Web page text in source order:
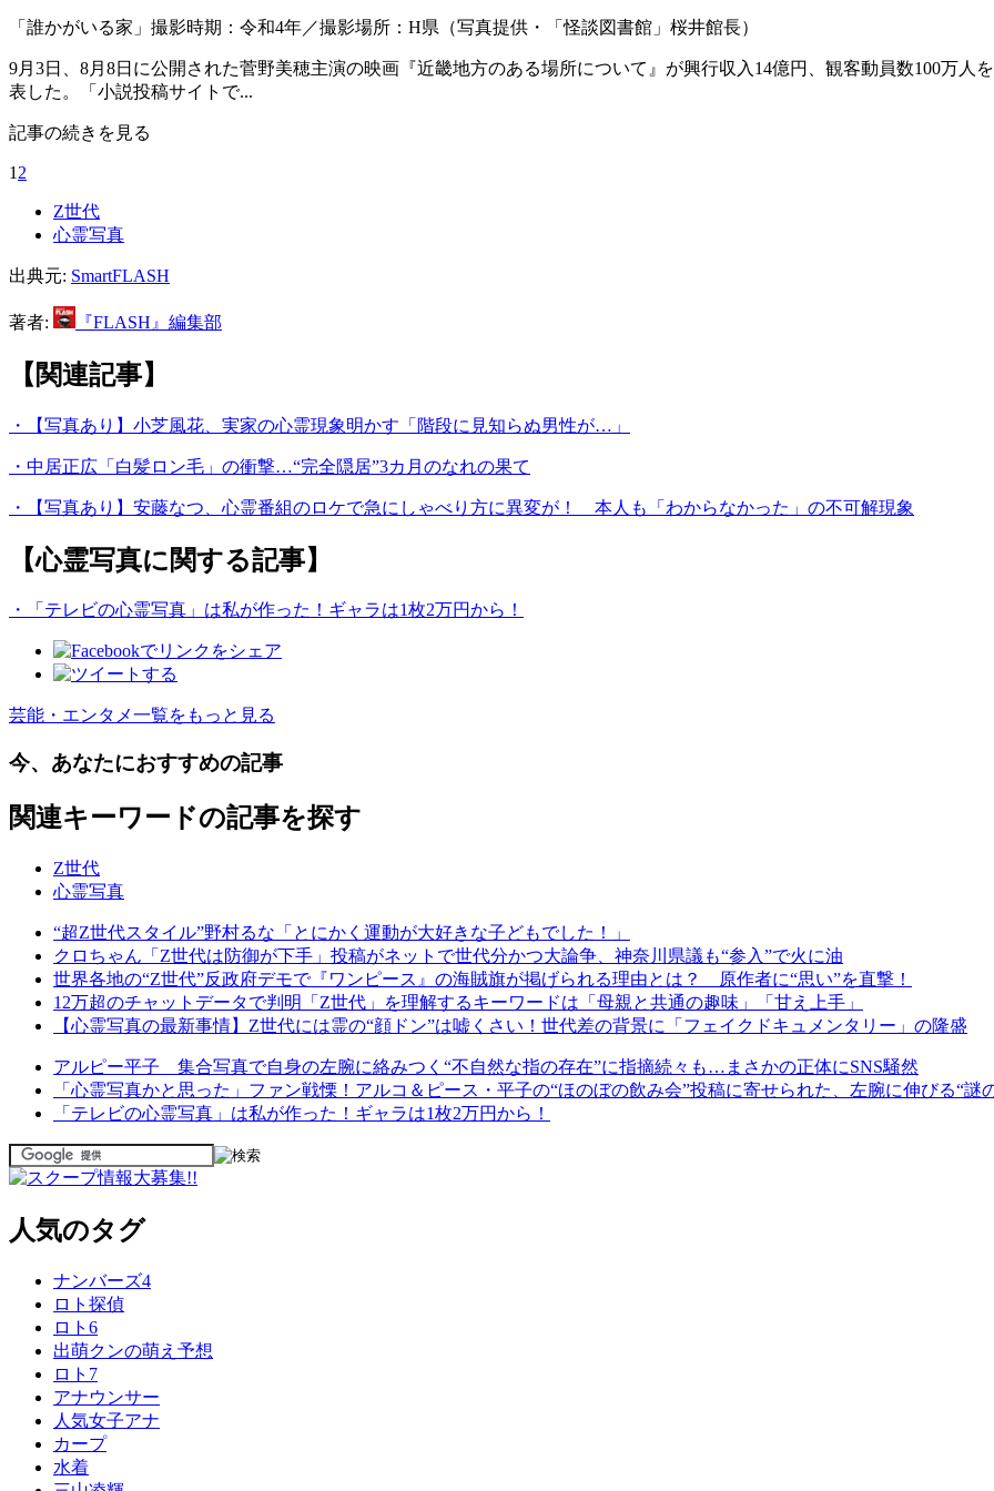
「誰かがいる家」撮影時期：令和4年／撮影場所：H県（写真提供・「怪談図書館」桜井館長）
9月3日、8月8日に公開された菅野美穂主演の映画『近畿地方のある場所について』が興行収入14億円、観客動員数100万
表した。「小説投稿サイトで...
記事の続きを見る
1 2
Z世代
心霊写真
出典元: SmartFLASH
著者: 『FLASH』編集部
【関連記事】
・【写真あり】小芝風花、実家の心霊現象明かす「階段に見知らぬ男性が…」
・中居正広「白髪ロン毛」の衝撃…“完全隠居”3カ月のなれの果て
・【写真あり】安藤なつ、心霊番組のロケで急にしゃべり方に異変が！ 本人も「わからなかった」の不可解現象
【心霊写真に関する記事】
・「テレビの心霊写真」は私が作った！ギャラは1枚2万円から！
芸能・エンタメ一覧をもっと見る
今、あなたにおすすめの記事
関連キーワードの記事を探す
Z世代
心霊写真
“超Z世代スタイル”野村るな「とにかく運動が大好きな子どもでした！」
クロちゃん「Z世代は防御が下手」投稿がネットで世代分かつ大論争、神奈川県議も“参入”で火に油
世界各地の“Z世代”反政府デモで『ワンピース』の海賊旗が掲げられる理由とは？ 原作者に“思い”を直撃！
12万超のチャットデータで判明「Z世代」を理解するキーワードは「母親と共通の趣味」「甘え上手」
【心霊写真の最新事情】Z世代には霊の“顔ドン”は嘘くさい！世代差の背景に「フェイクドキュメンタリー」の隆盛
アルピー平子 集合写真で自身の左腕に絡みつく“不自然な指の存在”に指摘続々も…まさかの正体にSNS騒然
「心霊写真かと思った」ファン戦慄！アルコ＆ピース・平子の“ほのぼの飲み会”投稿に寄せられた、左腕に伸びる“謎
「テレビの心霊写真」は私が作った！ギャラは1枚2万円から！
人気のタグ
ナンバーズ4
ロト探偵
ロト6
出萌クンの萌え予想
ロト7
アナウンサー
人気女子アナ
カープ
水着